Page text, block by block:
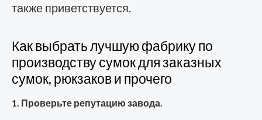
также приветствуется.
Как выбрать лучшую фабрику по
производству сумок для заказных
сумок, рюкзаков и прочего
1. Проверьте репутацию завода.